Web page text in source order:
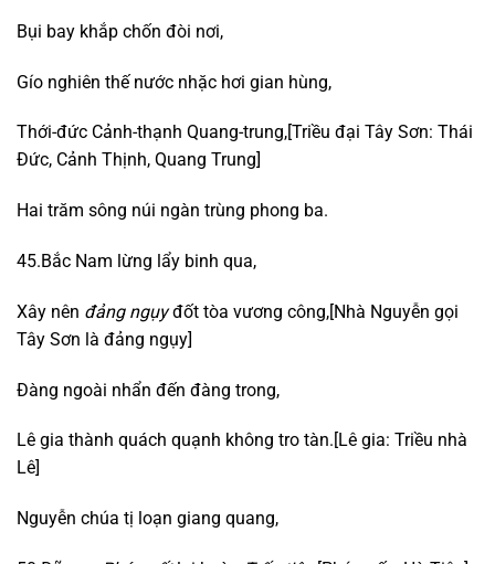
Bụi bay khắp chốn đòi nơi,
Gío nghiên thế nước nhặc hơi gian hùng,
Thới-đức Cảnh-thạnh Quang-trung,[Triều đại Tây Sơn: Thái
Đức, Cảnh Thịnh, Quang Trung]
Hai trăm sông núi ngàn trùng phong ba.
45.Bắc Nam lừng lẩy binh qua,
Xây nên đảng ngụyđốt tòa vương công,[Nhà Nguyễn gọi
Tây Sơn là đảng ngụy]
Đàng ngoài nhẩn đến đàng trong,
Lê gia thành quách quạnh không tro tàn.[Lê gia: Triều nhà
Lê]
Nguyễn chúa tị loạn giang quang,